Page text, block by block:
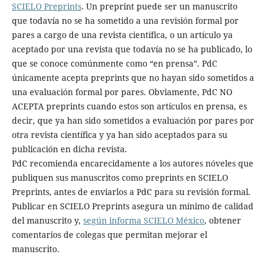
SCIELO Preprints. Un preprint puede ser un manuscrito
que todavía no se ha sometido a una revisión formal por
pares a cargo de una revista científica, o un artículo ya
aceptado por una revista que todavía no se ha publicado, lo
que se conoce comúnmente como “en prensa”. PdC
únicamente acepta preprints que no hayan sido sometidos a
una evaluación formal por pares. Obviamente, PdC NO
ACEPTA preprints cuando estos son artículos en prensa, es
decir, que ya han sido sometidos a evaluación por pares por
otra revista científica y ya han sido aceptados para su
publicación en dicha revista.
PdC recomienda encarecidamente a los autores nóveles que
publiquen sus manuscritos como preprints en SCIELO
Preprints, antes de enviarlos a PdC para su revisión formal.
Publicar en SCIELO Preprints asegura un mínimo de calidad
del manuscrito y, según informa SCIELO México, obtener
comentarios de colegas que permitan mejorar el
manuscrito.